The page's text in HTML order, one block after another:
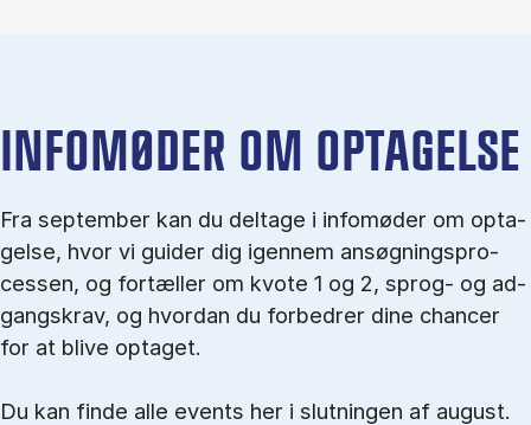
IN­FO­MØ­DER OM OP­TA­GEL­SE
Fra september kan du del­tage i in­fo­mø­der om op­ta­
gel­se, hvor vi gu­i­der dig igen­nem an­søg­nings­pro­
ces­sen, og for­tæl­ler om kvo­te 1 og 2, sprog- og ad­
gangs­krav, og hvordan du forbedrer dine chancer
for at blive optaget.
Du kan finde alle events her i slutningen af august.